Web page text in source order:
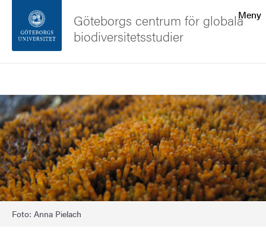
Sidfoten
Om webbplatsen
Meny
Göteborgs centrum för globala
biodiversitetsstudier
Bild
Foto: Anna Pielach